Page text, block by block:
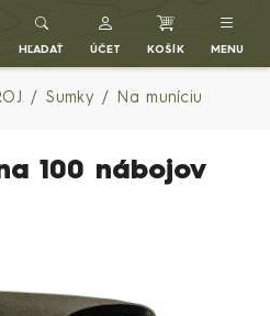
SK
HĽADAŤ ÚČET KOŠÍK MENU
Sumky Na muníciu
100 nábojov